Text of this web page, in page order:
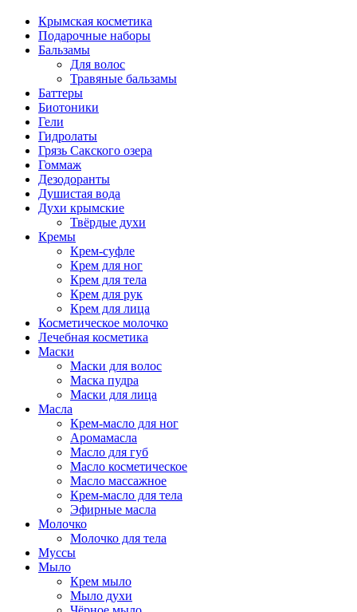
Крымская косметика
Подарочные наборы
Бальзамы
Для волос
Травяные бальзамы
Баттеры
Биотоники
Гели
Гидролаты
Грязь Сакского озера
Гоммаж
Дезодоранты
Душистая вода
Духи крымские
Твёрдые духи
Кремы
Крем-суфле
Крем для ног
Крем для тела
Крем для рук
Крем для лица
Косметическое молочко
Лечебная косметика
Маски
Маски для волос
Маска пудра
Маски для лица
Масла
Крем-масло для ног
Аромамасла
Масло для губ
Масло косметическое
Масло массажное
Крем-масло для тела
Эфирные масла
Молочко
Молочко для тела
Муссы
Мыло
Крем мыло
Мыло духи